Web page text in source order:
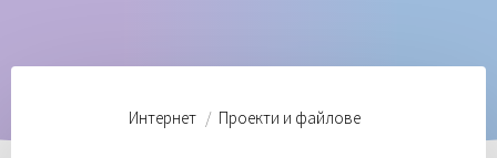
Интернет / Проекти и файлове